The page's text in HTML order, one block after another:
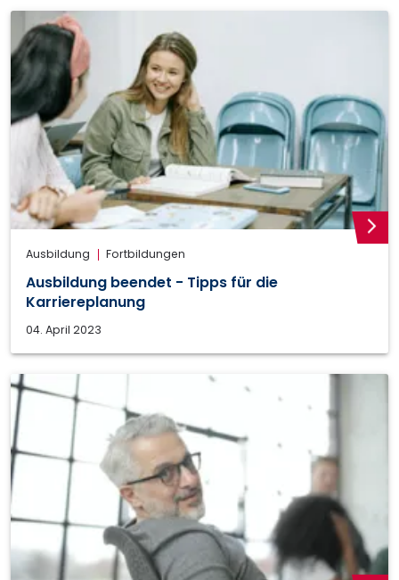
Ausbildung Fortbildungen
Ausbildung beendet - Tipps für die
Karriereplanung
04. April 2023